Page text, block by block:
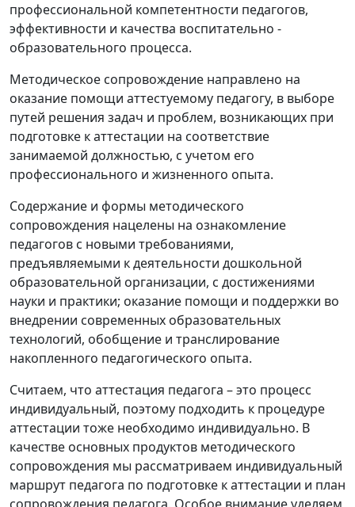
профессиональной компетентности педагогов,
эффективности и качества воспитательно -
образовательного процесса.
Методическое сопровождение направлено на
оказание помощи аттестуемому педагогу, в выборе
путей решения задач и проблем, возникающих при
подготовке к аттестации на соответствие
занимаемой должностью, с учетом его
профессионального и жизненного опыта.
Содержание и формы методического
сопровождения нацелены на ознакомление
педагогов с новыми требованиями,
предъявляемыми к деятельности дошкольной
образовательной организации, с достижениями
науки и практики; оказание помощи и поддержки во
внедрении современных образовательных
технологий, обобщение и транслирование
накопленного педагогического опыта.
Считаем, что аттестация педагога – это процесс
индивидуальный, поэтому подходить к процедуре
аттестации тоже необходимо индивидуально. В
качестве основных продуктов методического
сопровождения мы рассматриваем индивидуальный
маршрут педагога по подготовке к аттестации и план